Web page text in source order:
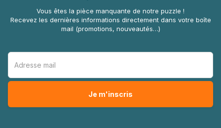
Vous êtes la pièce manquante de notre puzzle !
Recevez les dernières informations directement dans votre boîte
mail (promotions, nouveautés…)